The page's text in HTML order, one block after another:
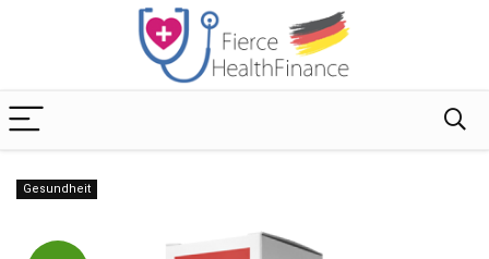
Gesundheit